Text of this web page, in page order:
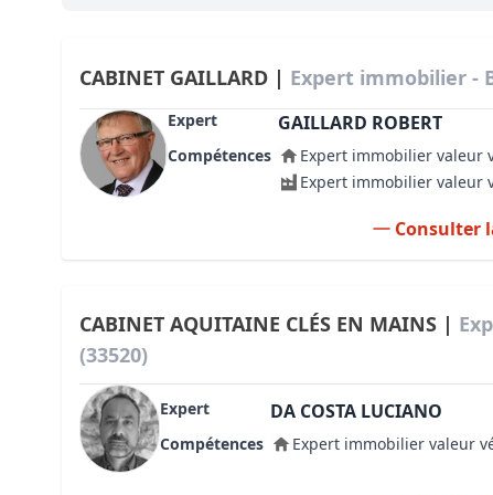
Règles d’urbanisme
Pathologies des bâtiments
Lecture et compréhension d’un
CABINET GAILLARD | Expert immobilier -
Expert GAILLARD ROBERT
Compétences
Expert immobilier valeur
Expert immobilier valeur
Consulter
CABINET AQUITAINE CLÉS EN MAINS |
(33520)
Expert DA COSTA LUCIANO
Compétences Expert immobilier valeur